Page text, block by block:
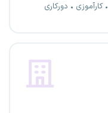
کارآموزی دورکاری